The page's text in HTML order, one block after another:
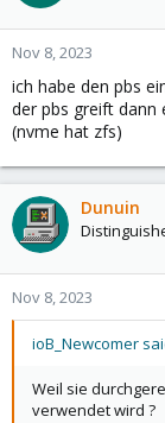
Nov 8, 2023
ich habe den pbs
der pbs greift dann
(nvme hat zfs)
Dunuin
Nov 8, 2023
ioB_Newcomer
Weil sie
verwendet wird ?